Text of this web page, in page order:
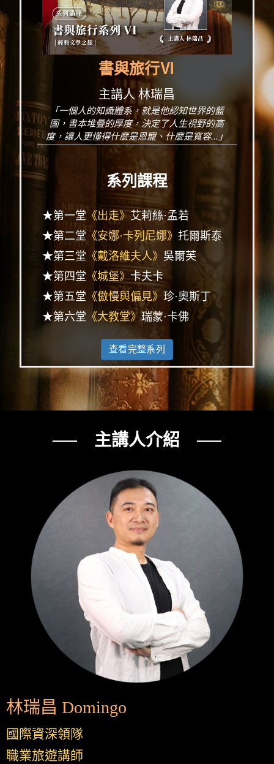
書與旅行Ⅵ
主講人 林瑞昌
「一個人的知識體系，就是他認知世界的藍
圖，書本堆疊的厚度，決定了人生視野的高
度，讓人更懂得什麼是恩寵、什麼是寬容...」
系列課程
★第一堂 《出走》艾莉絲·孟若
★第二堂 《安娜·卡列尼娜》 托爾斯泰
★第三堂 《戴洛維夫人》 吳爾芙
★第四堂 《城堡》卡夫卡
★第五堂 《傲慢與偏見》 珍·奧斯丁
★第六堂 《大教堂》瑞蒙·卡佛
查看完整系列
── 主講人介紹 ──
林瑞昌 Domingo
國際資深領隊
職業旅遊講師